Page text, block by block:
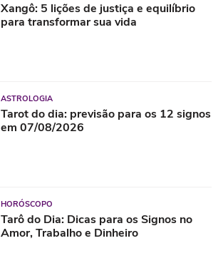
Xangô: 5 lições de justiça e equilíbrio
para transformar sua vida
ASTROLOGIA
Tarot do dia: previsão para os 12 signos
em 07/08/2026
HORÓSCOPO
Tarô do Dia: Dicas para os Signos no
Amor, Trabalho e Dinheiro